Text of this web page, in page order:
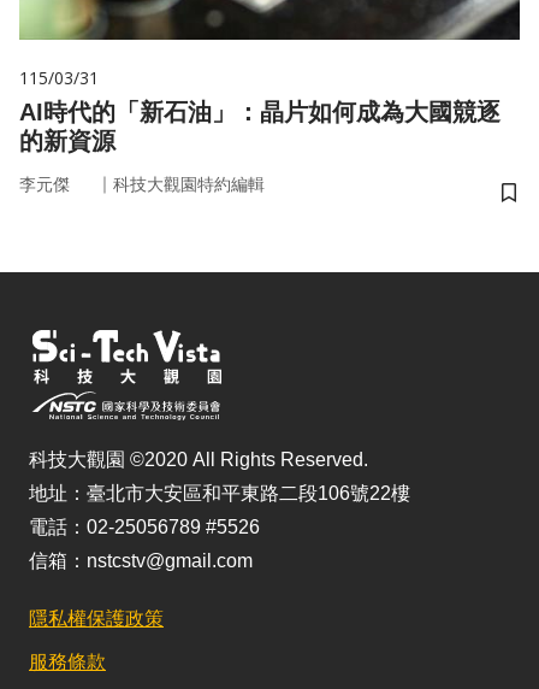
115/03/31
AI時代的「新石油」：晶片如何成為大國競逐
的新資源
李元傑 ｜ 科技大觀園特約編輯
儲
科技大觀園 ©2020 All Rights Reserved.
地址：臺北市大安區和平東路二段106號22樓
電話：02-25056789 #5526
信箱：nstcstv@gmail.com
隱私權保護政策
服務條款